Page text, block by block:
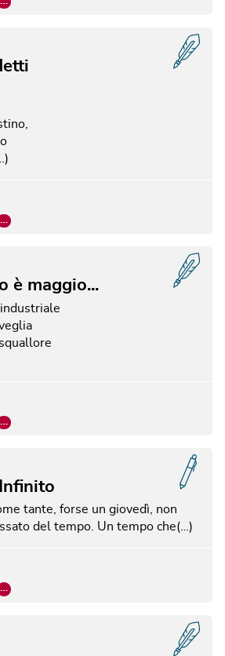
…
è maggio...
industriale
…
tante, forse un giovedì, non
del tempo. Un tempo che(…)
…